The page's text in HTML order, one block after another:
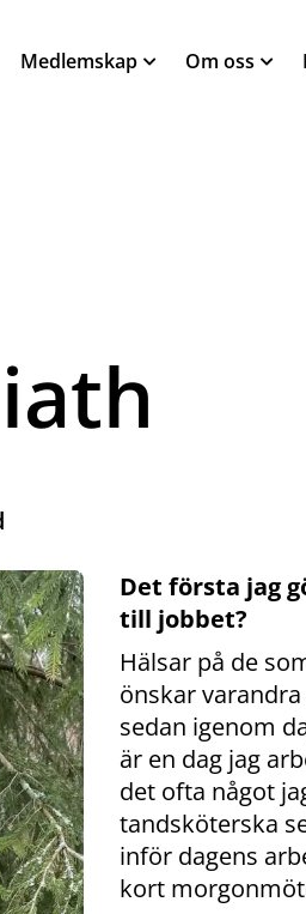
Medlemskap Om oss
Det första jag
till jobbet?
Hälsar på de
önskar
sedan igenom
är en dag jag
det ofta något
tandsköterska
inför dagens
kort